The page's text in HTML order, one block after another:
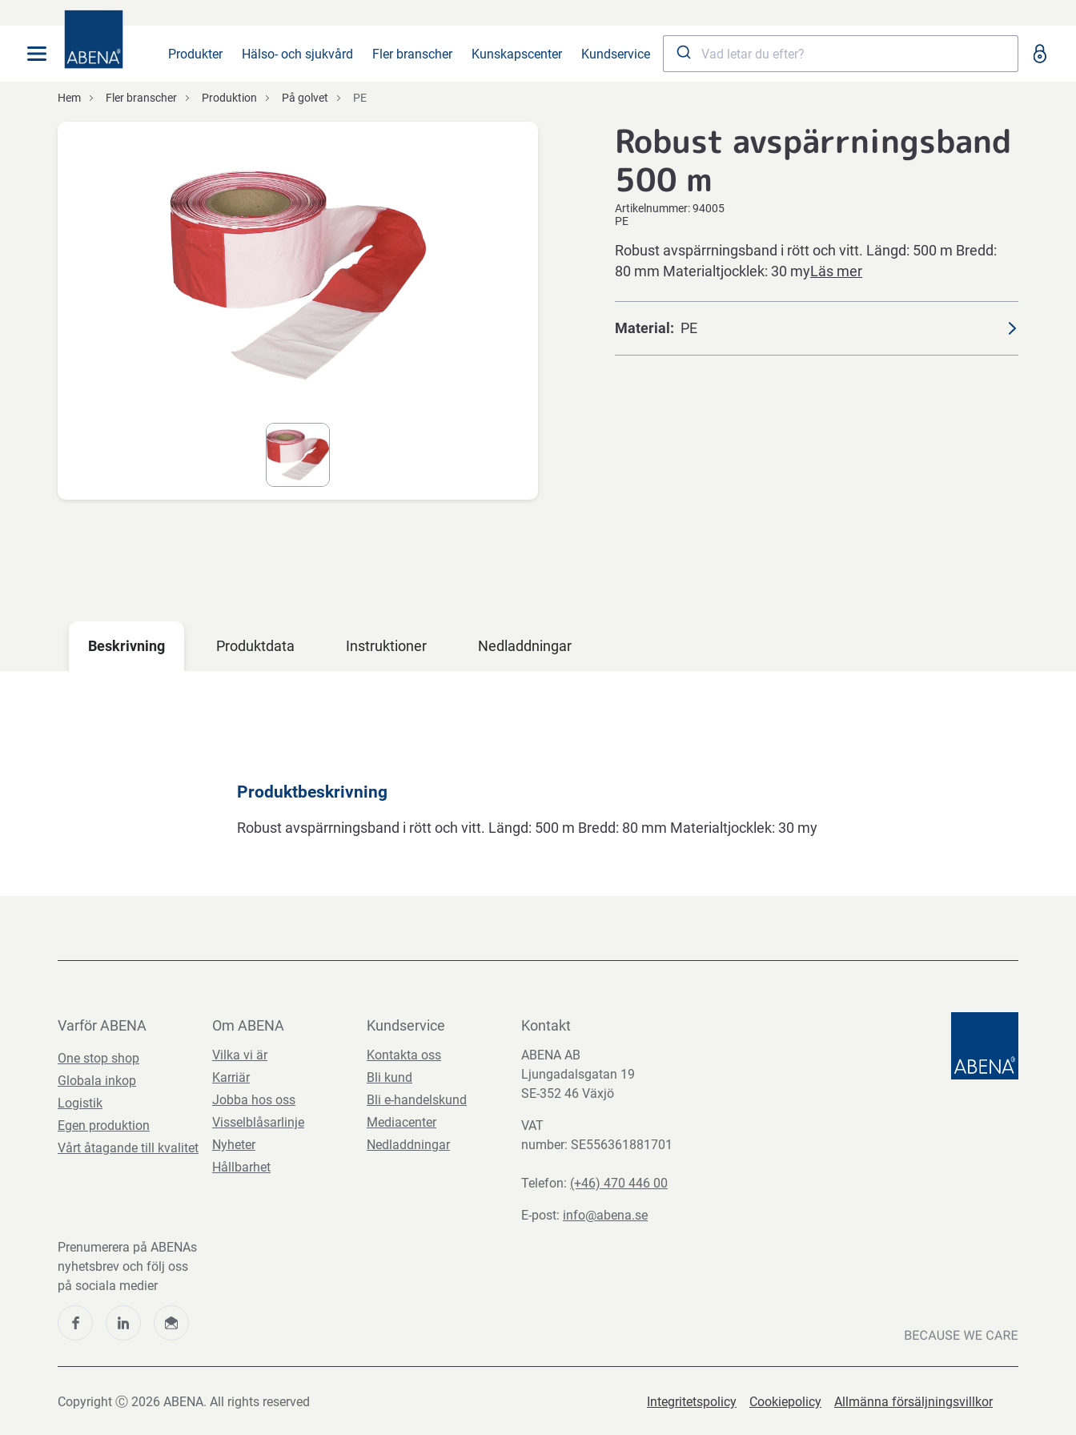
Produkter Hälso- och sjukvård Fler branscher Kunskapscenter Kundservice
Hem Fler branscher Produktion På golvet PE
Robust avspärrningsband
500 m
Artikelnummer:94005
PE
Robust avspärrningsband i rött och vitt. Längd: 500 m Bredd:
80 mm Materialtjocklek: 30 myLäs mer
Material PE
Beskrivning Produktdata Instruktioner Nedladdningar
Produktbeskrivning
Robust avspärrningsband i rött och vitt. Längd: 500 m Bredd: 80 mm Materialtjocklek: 30 my
Varför ABENA
One stop shop
Globala inkop
Logistik
Egen produktion
Vårt åtagande till kvalitet
Om ABENA
Vilka vi är
Karriär
Jobba hos oss
Visselblåsarlinje
Nyheter
Hållbarhet
Kundservice
Kontakta oss
Bli kund
Bli e-handelskund
Mediacenter
Nedladdningar
Kontakt
ABENA AB
Ljungadalsgatan 19
SE-352 46 Växjö
VAT
number: SE556361881701
Telefon: (+46) 470 446 00
E-post: info@abena.se
Prenumerera på ABENAs
nyhetsbrev och följ oss
på sociala medier
Copyright Ⓒ 2026 ABENA. All rights reserved Integritetspolicy Cookiepolicy Allmänna försäljningsvillkor